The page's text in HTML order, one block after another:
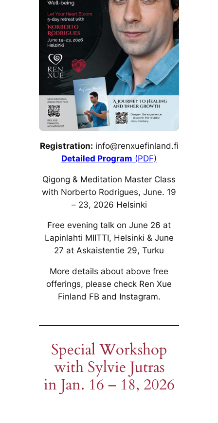
Registration: info@renxuefinland.fi
Detailed Program (PDF)
Qigong & Meditation Master Class
with Norberto Rodrigues, June. 19
– 23, 2026 Helsinki
Free evening talk on June 26 at
Lapinlahti MIITTI, Helsinki & June
27 at Askaistentie 29, Turku
More details about above free
offerings, please check Ren Xue
Finland FB and Instagram.
Special Workshop
with Sylvie Jutras
in Jan. 16 – 18, 2026